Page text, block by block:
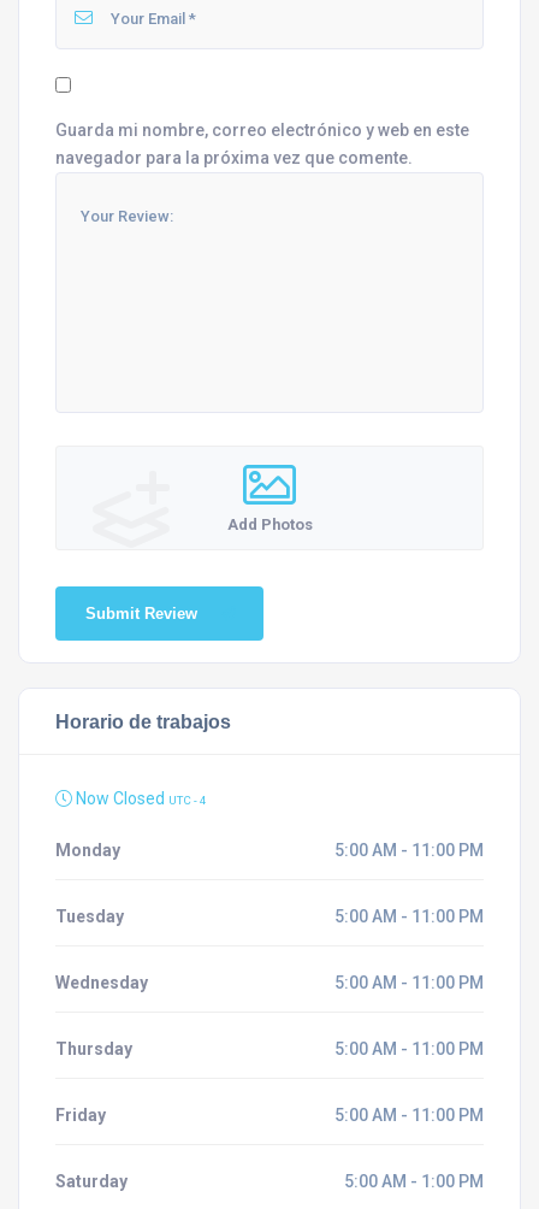
Guarda mi nombre, correo electrónico y web en este
navegador para la próxima vez que comente.
Add Photos
Submit Review
Horario de trabajos
Now Closed UTC - 4
Monday 5:00 AM - 11:00 PM
Tuesday 5:00 AM - 11:00 PM
Wednesday 5:00 AM - 11:00 PM
Thursday 5:00 AM - 11:00 PM
Friday 5:00 AM - 11:00 PM
Saturday 5:00 AM - 1:00 PM